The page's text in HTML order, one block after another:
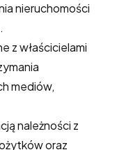
nieruchomości
z właścicielami
mediów,
należności z
oraz